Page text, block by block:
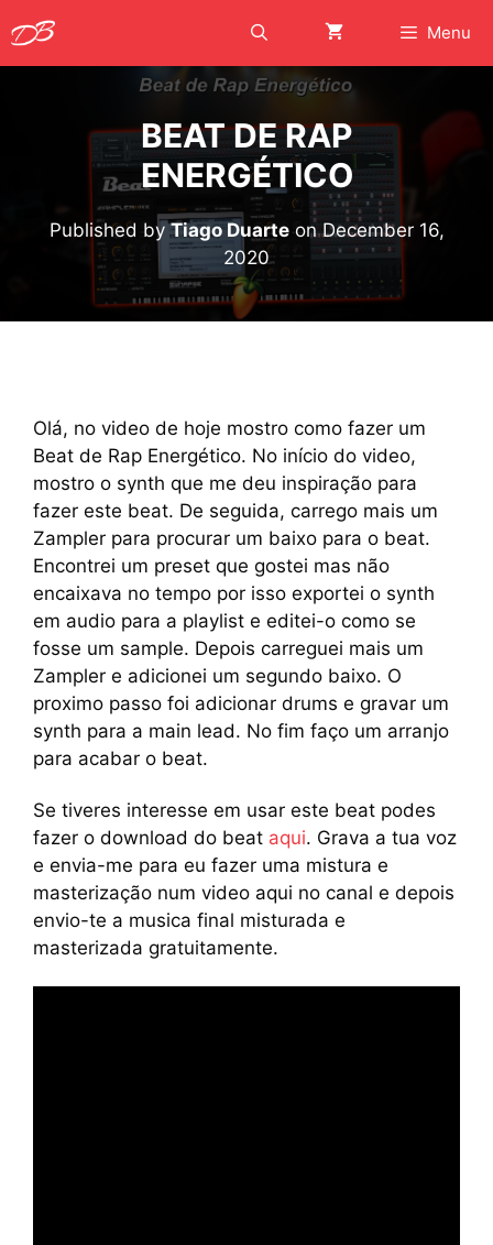
to
content
Menu
BEAT DE RAP
ENERGÉTICO
Published byTiago DuarteonDecember 16,
2020
Olá, no video de hoje mostro como fazer um
Beat de Rap Energético. No início do video,
mostro o synth que me deu inspiração para
fazer este beat. De seguida, carrego mais um
Zampler para procurar um baixo para o beat.
Encontrei um preset que gostei mas não
encaixava no tempo por isso exportei o synth
em audio para a playlist e editei-o como se
fosse um sample. Depois carreguei mais um
Zampler e adicionei um segundo baixo. O
proximo passo foi adicionar drums e gravar um
synth para a main lead. No fim faço um arranjo
para acabar o beat.
Se tiveres interesse em usar este beat podes
fazer o download do beat aqui. Grava a tua voz
e envia-me para eu fazer uma mistura e
masterização num video aqui no canal e depois
envio-te a musica final misturada e
masterizada gratuitamente.